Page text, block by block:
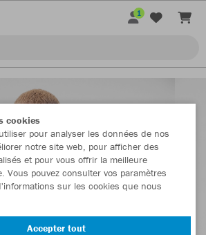
1
cookies
pour analyser les données de nos
notre site web, pour afficher des
et pour vous offrir la meilleure
Vous pouvez consulter vos paramètres
sur les cookies que nous
Accepter tout